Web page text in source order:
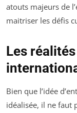
atouts majeurs de
maitriser les défis
Les
Bien que l’idée
idéalisée, il ne faut